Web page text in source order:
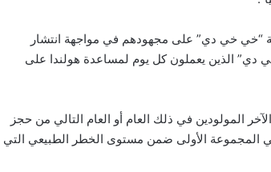
“خي خي دي” على مجهودهم في مواجهة انتشار
الذين يعملون كل يوم لمساعدة هولندا على
والنصف مليون الآخر المولودين في ذلك العام أو العام التالي من حجز
الفئة العمرية هي المجموعة الأولى ضمن مستوى الخطر الطبيعي التي